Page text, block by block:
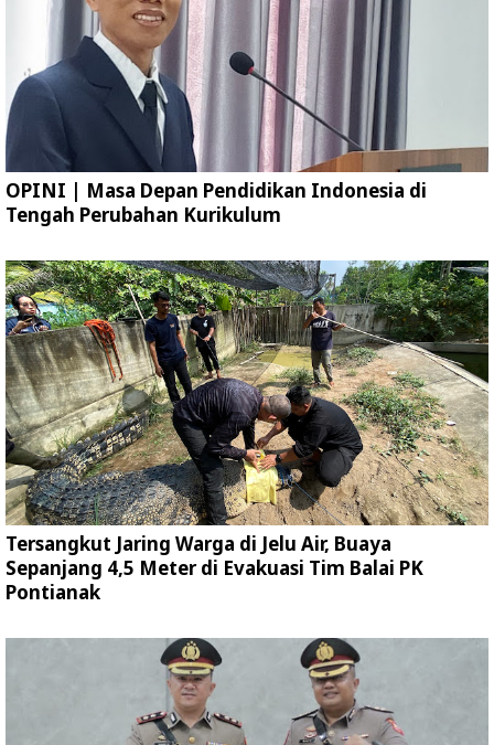
OPINI | Masa Depan Pendidikan Indonesia di
Tengah Perubahan Kurikulum
Tersangkut Jaring Warga di Jelu Air, Buaya
Sepanjang 4,5 Meter di Evakuasi Tim Balai PK
Pontianak